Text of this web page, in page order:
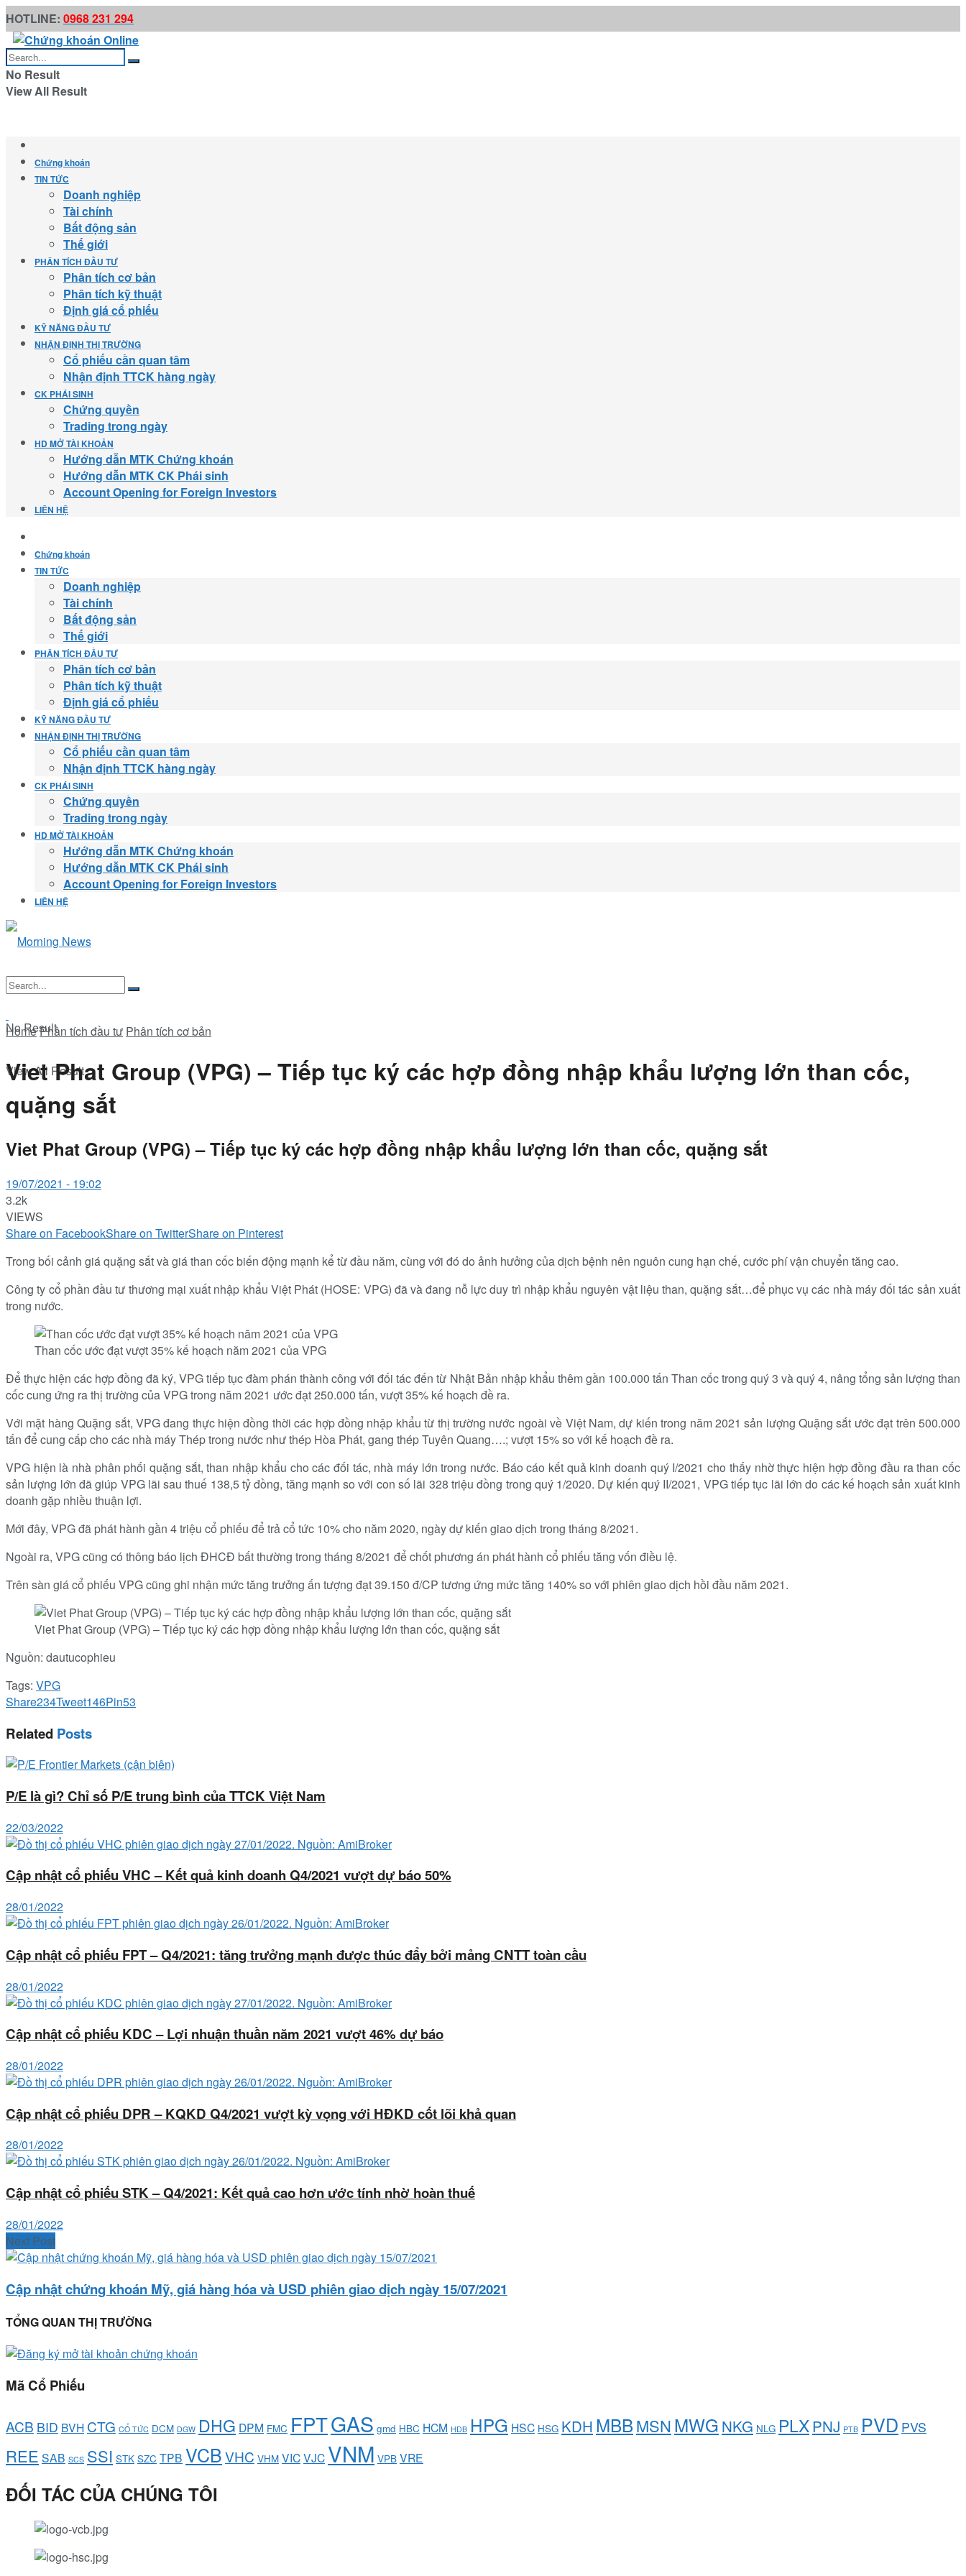
HOTLINE: 0968 231 294
No Result
View All Result
Chứng khoán
TIN TỨC
Doanh nghiệp
Tài chính
Bất động sản
Thế giới
PHÂN TÍCH ĐẦU TƯ
Phân tích cơ bản
Phân tích kỹ thuật
Định giá cổ phiếu
KỸ NĂNG ĐẦU TƯ
NHẬN ĐỊNH THỊ TRƯỜNG
Cổ phiếu cần quan tâm
Nhận định TTCK hàng ngày
CK PHÁI SINH
Chứng quyền
Trading trong ngày
HD MỞ TÀI KHOẢN
Hướng dẫn MTK Chứng khoán
Hướng dẫn MTK CK Phái sinh
Account Opening for Foreign Investors
LIÊN HỆ
Chứng khoán
TIN TỨC
Doanh nghiệp
Tài chính
Bất động sản
Thế giới
PHÂN TÍCH ĐẦU TƯ
Phân tích cơ bản
Phân tích kỹ thuật
Định giá cổ phiếu
KỸ NĂNG ĐẦU TƯ
NHẬN ĐỊNH THỊ TRƯỜNG
Cổ phiếu cần quan tâm
Nhận định TTCK hàng ngày
CK PHÁI SINH
Chứng quyền
Trading trong ngày
HD MỞ TÀI KHOẢN
Hướng dẫn MTK Chứng khoán
Hướng dẫn MTK CK Phái sinh
Account Opening for Foreign Investors
LIÊN HỆ
No Result
View All Result
HomePhân tích đầu tư Phân tích cơ bản
Viet Phat Group (VPG) – Tiếp tục ký các hợp đồng nhập khẩu lượng lớn than cốc,
quặng sắt
Viet Phat Group (VPG) – Tiếp tục ký các hợp đồng nhập khẩu lượng lớn than cốc, quặng sắt
19/07/2021 - 19:02
3.2k
VIEWS
Share on FacebookShare on TwitterShare on Pinterest
Trong bối cảnh giá quặng sắt và giá than cốc biến động mạnh kể từ đầu năm, cùng với đó do ảnh hưởng của dịch bệnh nên nguôn cung hạn chế, cước phí vận chuyển tăng cao.
Công ty cổ phần đầu tư thương mại xuất nhập khẩu Việt Phát (HOSE: VPG) đã và đang nỗ lực duy trì nhập khẩu nguyên vật liệu than, quặng sắt…để phục vụ các nhà máy đối tác sản xuất
trong nước.
Than cốc ước đạt vượt 35% kế hoạch năm 2021 của VPG
Để thực hiện các hợp đồng đã ký, VPG tiếp tục đàm phán thành công với đối tác đến từ Nhật Bản nhập khẩu thêm gần 100.000 tấn Than cốc trong quý 3 và quý 4, nâng tổng sản lượng than
cốc cung ứng ra thị trường của VPG trong năm 2021 ước đạt 250.000 tấn, vượt 35% kế hoạch đề ra.
Với mặt hàng Quặng sắt, VPG đang thực hiện đồng thời các hợp đồng nhập khẩu từ thị trường nước ngoài về Việt Nam, dự kiến trong năm 2021 sản lượng Quặng sắt ước đạt trên 500.000
tấn để cung cấp cho các nhà máy Thép trong nước như thép Hòa Phát, gang thép Tuyên Quang….; vượt 15% so với kế hoạch đề ra.
VPG hiện là nhà phân phối quặng sắt, than nhập khẩu cho các đối tác, nhà máy lớn trong nước. Báo cáo kết quả kinh doanh quý I/2021 cho thấy nhờ thực hiện hợp đồng đầu ra than cốc
sản lượng lớn đã giúp VPG lãi sau thuế 138,5 tỷ đồng, tăng mạnh so với con số lãi 328 triệu đồng trong quý 1/2020. Dự kiến quý II/2021, VPG tiếp tục lãi lớn do các kế hoạch sản xuất kinh
doanh gặp nhiều thuận lợi.
Mới đây, VPG đã phát hành gần 4 triệu cổ phiếu để trả cổ tức 10% cho năm 2020, ngày dự kiến giao dịch trong tháng 8/2021.
Ngoài ra, VPG cũng có thông báo lịch ĐHCĐ bất thường trong tháng 8/2021 để chốt phương án phát hành cổ phiếu tăng vốn điều lệ.
Trên sàn giá cổ phiếu VPG cũng ghi nhận mức tăng trưởng ấn tượng đạt 39.150 đ/CP tương ứng mức tăng 140% so với phiên giao dịch hồi đầu năm 2021.
Viet Phat Group (VPG) – Tiếp tục ký các hợp đồng nhập khẩu lượng lớn than cốc, quặng sắt
Nguồn: dautucophieu
Tags: VPG
Share234Tweet146Pin53
Related Posts
P/E là gì? Chỉ số P/E trung bình của TTCK Việt Nam
22/03/2022
Cập nhật cổ phiếu VHC – Kết quả kinh doanh Q4/2021 vượt dự báo 50%
28/01/2022
Cập nhật cổ phiếu FPT – Q4/2021: tăng trưởng mạnh được thúc đẩy bởi mảng CNTT toàn cầu
28/01/2022
Cập nhật cổ phiếu KDC – Lợi nhuận thuần năm 2021 vượt 46% dự báo
28/01/2022
Cập nhật cổ phiếu DPR – KQKD Q4/2021 vượt kỳ vọng với HĐKD cốt lõi khả quan
28/01/2022
Cập nhật cổ phiếu STK – Q4/2021: Kết quả cao hơn ước tính nhờ hoàn thuế
28/01/2022
Next Post
Cập nhật chứng khoán Mỹ, giá hàng hóa và USD phiên giao dịch ngày 15/07/2021
TỔNG QUAN THỊ TRƯỜNG
Mã Cổ Phiếu
ACB BID BVH CTG CỔ TỨC DCM DGW DHG DPM FMC FPTGAS gmd HBC HCM HDB HPG HSC HSG KDH MBBMSNMWG NKG NLG PLXPNJ PTB PVD PVS
REE SAB SCS SSI STK SZC TPB VCBVHC VHM VICVJC VNM VPB VRE
ĐỐI TÁC CỦA CHÚNG TÔI